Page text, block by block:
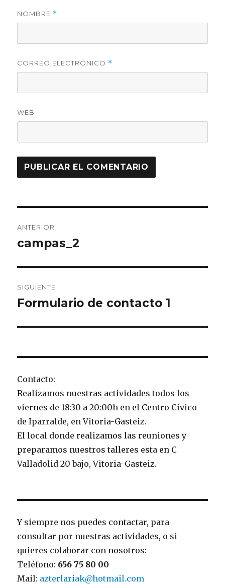
NOMBRE *
CORREO ELECTRÓNICO *
WEB
de
ANTERIOR
Entrada
campas_2
SIGUIENTE
Entrada
Formulario de contacto 1
Contacto:
Realizamos nuestras actividades todos los
viernes de 18:30 a 20:00h en el Centro Cívico
de Iparralde, en Vitoria-Gasteiz.
El local donde realizamos las reuniones y
preparamos nuestros talleres esta en C
Valladolid 20 bajo, Vitoria-Gasteiz.
Y siempre nos puedes contactar, para
consultar por nuestras actividades, o si
quieres colaborar con nosotros:
Teléfono: 656 75 80 00
Mail: azterlariak@hotmail.com